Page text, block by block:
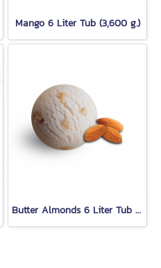
Mango 6 Liter Tub (3,600 g.)
Butter Almonds 6 Liter Tub (3600 g.)